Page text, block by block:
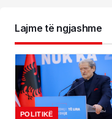
Lajme të ngjashme
POLITIKË